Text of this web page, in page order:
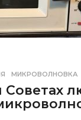
,МИКРОВОЛНОВКА
Советах